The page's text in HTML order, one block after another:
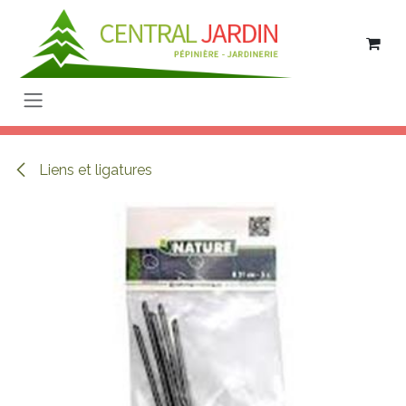
Se rendre au contenu
Liens et ligatures